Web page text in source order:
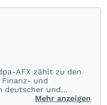
AFX zählt zu den
und
deutscher und
auf einMehr anzeigen